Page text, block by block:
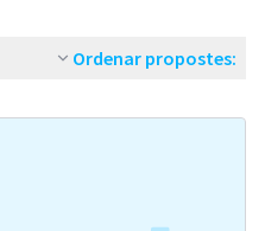
Ordenar propostes: